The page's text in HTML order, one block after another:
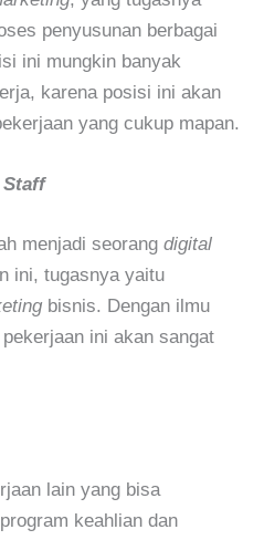
penyusunan berbagai
ini mungkin banyak
karena posisi ini akan
yang cukup mapan.
menjadi seorang digital
ini, tugasnya yaitu
bisnis. Dengan ilmu
ini akan sangat
lain yang bisa
keahlian dan